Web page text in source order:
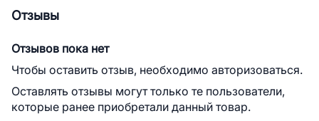
Отзывы
Отзывов пока нет
Чтобы оставить отзыв, необходимо авторизоваться.
Оставлять отзывы могут только те пользователи,
которые ранее приобретали данный товар.